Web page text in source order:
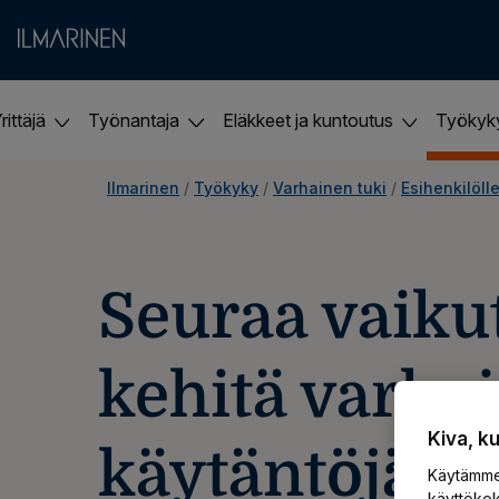
Työnantaja Eläkkeet ja kuntoutus
Ilmarinen / Työkyky / Varhainen tuki / Esihenkilölle
Seuraa
kehitä
käytäntöjä
Kiva,